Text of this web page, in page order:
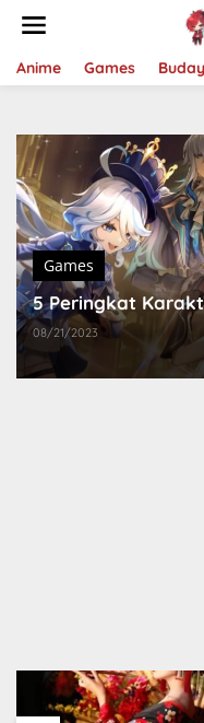
Anime Games
Games
5 Peringkat
08/21/2023